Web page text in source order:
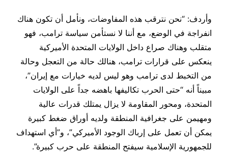
وأردف: “نحن نترقب هذه المفاوضات، ونأمل أن تكون هناك
انفراجة في الوضع، مع أننا لا نستأمن سياسة ترامب، فهو
متقلب وهناك صراع داخل الولايات المتحدة الأميركية
ينعكس على قرارات ترامب، هنالك حالة من التعجل وحالة
من التخبط لدى ترامب وهو ليس لديه خيارات مع إيران”،
مبيناً أنه “حتى الحرب تكاليفها باهضه جداً على الولايات
المتحدة، ومحور المقاومة لا يزال يمتلك قدرات عالية
ومهيمن على جغرافية المنطقة ولديه أوراق ضغط كبيرة
يمكن أن تعمل على إرباك الوجود الأميركي”، و”أي استهداف
للجمهورية الإسلامية سيفتح المنطقة على حرب كبيرة”.